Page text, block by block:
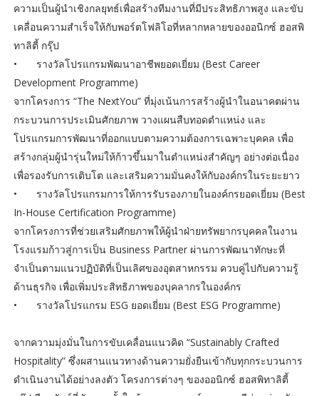
ความเป็นผู้นำเชิงกลยุทธ์เพื่อสร้างทีมงานที่มีประสิทธิภาพสูง และขับ
เคลื่อนความสำเร็จให้กับพอร์ตโฟลิโอที่หลากหลายของออนิกซ์ ฮอสพิ
ทาลิตี้ กรุ๊ป
•
รางวัลโปรแกรมพัฒนาอาชีพยอดเยี่ยม (Best Career
Development Programme)
จากโครงการ “The NextYou” ที่มุ่งเน้นการสร้างผู้นำในอนาคตผ่าน
กระบวนการประเมินศักยภาพ วางแผนสืบทอดตำแหน่ง และ
โปรแกรมการพัฒนาที่ออกแบบตามความต้องการเฉพาะบุคคล เพื่อ
สร้างกลุ่มผู้นำรุ่นใหม่ให้ก้าวขึ้นมาในตำแหน่งสำคัญๆ อย่างต่อเนื่อง
เพื่อรองรับการเติบโต และเสริมความมั่นคงให้กับองค์กรในระยะยาว
•
รางวัลโปรแกรมการให้การรับรองภายในองค์กรยอดเยี่ยม (Best
In-House Certification Programme)
จากโครงการที่ช่วยเสริมศักยภาพให้ผู้นำฝ่ายทรัพยากรบุคคลในงาน
โรงแรมก้าวสู่การเป็น Business Partner ผ่านการพัฒนาทักษะที่
จำเป็นตามแนวปฏิบัติที่เป็นเลิศของอุตสาหกรรม ควบคู่ไปกับความรู้
ด้านธุรกิจ เพื่อเพิ่มประสิทธิภาพของบุคลากรในองค์กร
•
รางวัลโปรแกรม ESG ยอดเยี่ยม (Best ESG Programme)
จากความมุ่งมั่นในการขับเคลื่อนแนวคิด “Sustainably Crafted
Hospitality” ซึ่งผสานแนวทางด้านความยั่งยืนเข้ากับทุกกระบวนการ
ดำเนินงานได้อย่างลงตัว โครงการต่างๆ ของออนิกซ์ ฮอสพิทาลิตี้